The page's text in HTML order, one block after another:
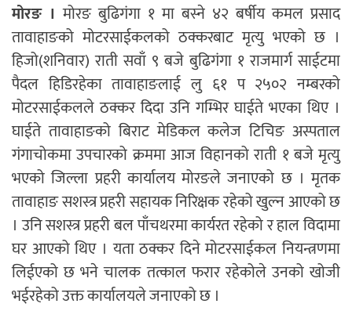
मोरङ । मोरङ बुढिगंगा १ मा बस्ने ४२ बर्षीय कमल प्रसाद
तावाहाङको मोटरसाईकलको ठक्करबाट मृत्यु भएको छ ।
हिजो(शनिवार) राती सवाँ ९ बजे बुढिगंगा १ राजमार्ग साईटमा
पैदल हिडिरहेका तावाहाङलाई लु ६१ प २५०२ नम्बरको
मोटरसाईकलले ठक्कर दिदा उनि गम्भिर घाईते भएका थिए ।
घाईते तावाहाङको बिराट मेडिकल कलेज टिचिङ अस्पताल
गंगाचोकमा उपचारको क्रममा आज विहानको राती १ बजे मृत्यु
भएको जिल्ला प्रहरी कार्यालय मोरङले जनाएको छ । मृतक
तावाहाङ सशस्त्र प्रहरी सहायक निरिक्षक रहेको खुल्न आएको छ
। उनि सशस्त्र प्रहरी बल पाँचथरमा कार्यरत रहेको र हाल विदामा
घर आएको थिए । यता ठक्कर दिने मोटरसाईकल नियन्त्रणमा
लिईएको छ भने चालक तत्काल फरार रहेकोले उनको खोजी
भईरहेको उक्त कार्यालयले जनाएको छ ।